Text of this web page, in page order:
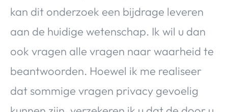
kan dit onderzoek een bijdrage leveren
aan de huidige wetenschap. Ik wil u dan
ook vragen alle vragen naar waarheid te
beantwoorden. Hoewel ik me realiseer
dat sommige vragen privacy gevoelig